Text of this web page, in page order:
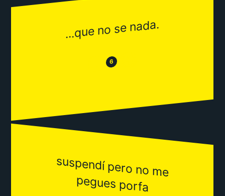
...que no se nada.
😒 6 😂
suspendí pero no m
e
pegues porfa